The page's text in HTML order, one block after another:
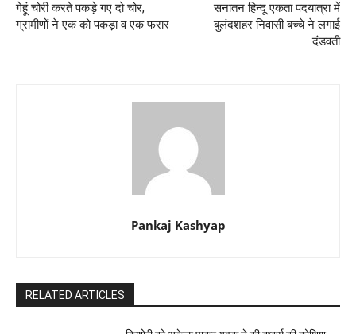
गेहूं चोरी करते पकड़े गए दो चोर,
ग्रामीणों ने एक को पकड़ा व एक फरार
सनातन हिन्दू एकता पदयात्रा में
बुलंदशहर निवासी बच्चे ने लगाई
दंडवती
Pankaj Kashyap
RELATED ARTICLES